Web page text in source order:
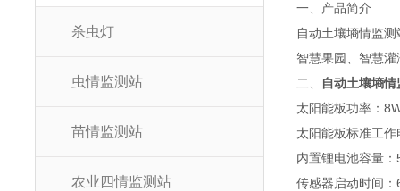
杀虫灯
虫情监测站
苗情监测站
农业四情监测站
一、产品简介
自动土壤墒情监
智慧果园、智慧
二、
自动土壤墒
太阳能板功率：
太阳能板标准工
内置锂电池容量
传感器启动时间：